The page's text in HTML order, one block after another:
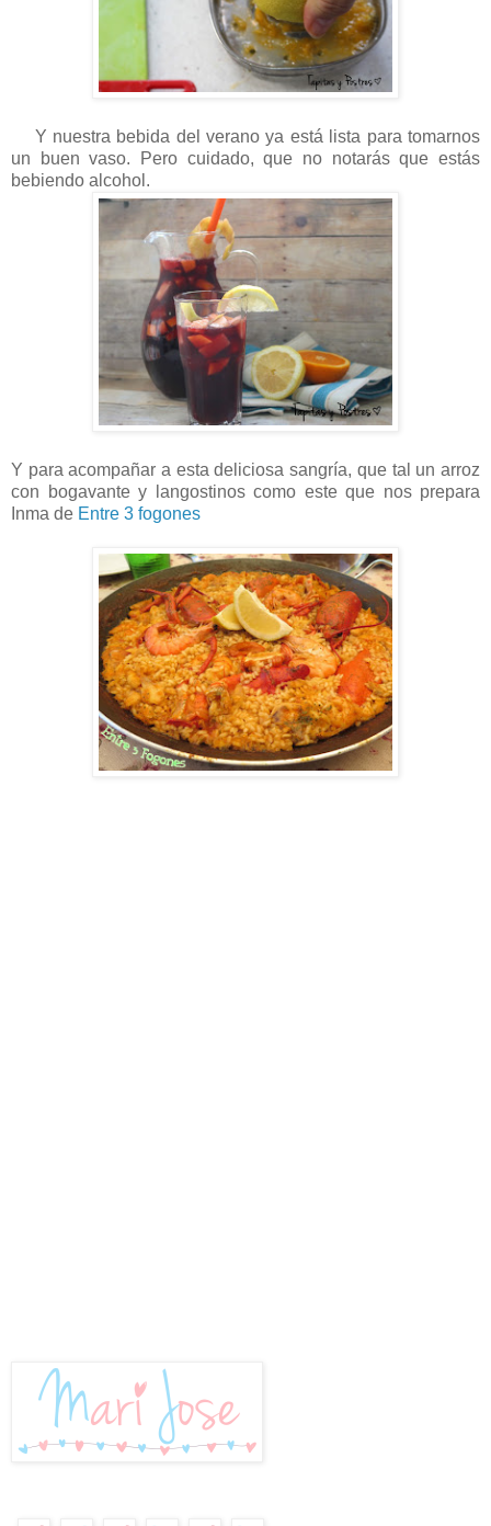
Y nuestra bebida del verano ya está lista para tomarnos
un buen vaso. Pero cuidado, que no notarás que estás
bebiendo alcohol.
Y para acompañar a esta deliciosa sangría, que tal un arroz
con bogavante y langostinos como este que nos prepara
Inma de Entre 3 fogones